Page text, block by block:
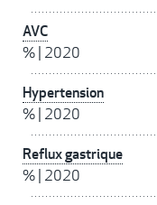
AVC
% 2020
Hypertension
% 2020
Reflux gastrique
% 2020